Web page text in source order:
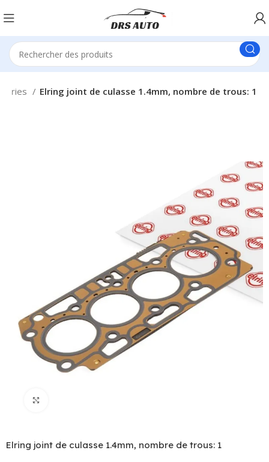
Elring joint de culasse 1.4mm, nombre de trous: 1
Elring joint de culasse 1.4mm, nombre de trous: 1